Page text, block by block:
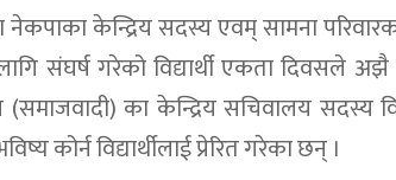
नेकपाका केन्द्रिय सदस्य एवम् सामना
संघर्ष गरेको विद्यार्थी एकता दिवसले
का केन्द्रिय सचिवालय सदस्य
कोर्न विद्यार्थीलाई प्रेरित गरेका छन् ।